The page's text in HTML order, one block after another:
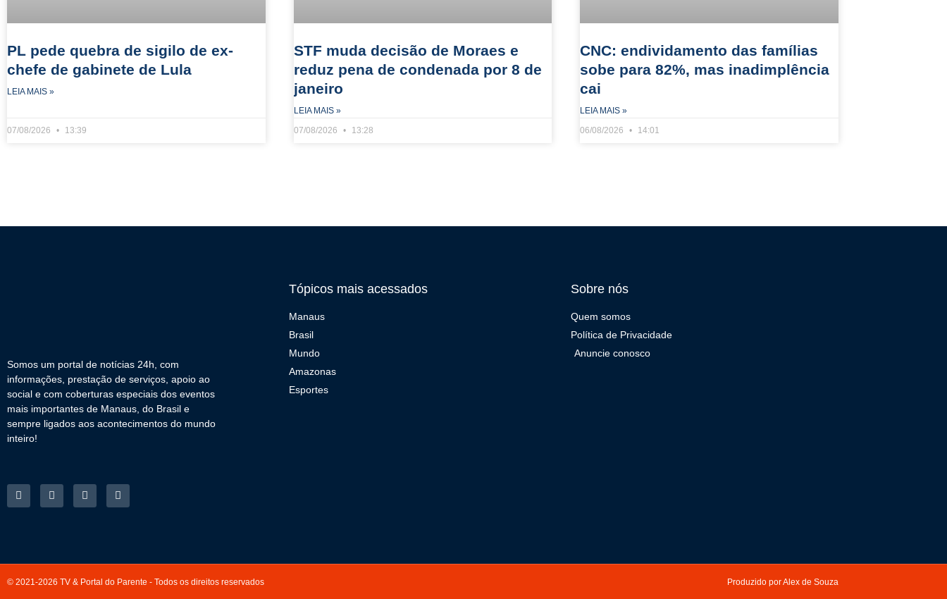
PL pede quebra de sigilo de ex-
chefe de gabinete de Lula
LEIA MAIS »
07/08/2026 13:39
STF muda decisão de Moraes e
reduz pena de condenada por 8 de
janeiro
LEIA MAIS »
07/08/2026
13:28
CNC: endividamento das famílias
sobe para 82%, mas inadimplência
cai
LEIA MAIS »
06/08/2026
14:01
Somos um portal de notícias 24h, com
informações, prestação de serviços, apoio ao
social e com coberturas especiais dos eventos
mais importantes de Manaus, do Brasil e
sempre ligados aos acontecimentos do mundo
inteiro!
Tópicos mais acessados
Manaus
Brasil
Mundo
Amazonas
Esportes
Sobre nós
Quem somos
Política de Privacidade
Anuncie conosco
© 2021-2026 TV & Portal do Parente - Todos os direitos reservados Produzido por Alex de Souza